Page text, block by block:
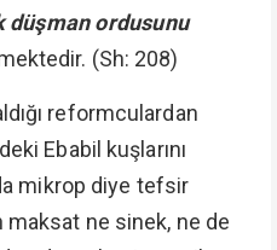
düşman ordusunu
(Sh: 208)
reformculardan
Ebabil kuşlarını
mikrop diye tefsir
maksat ne sinek, ne de